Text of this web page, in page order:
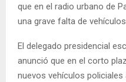
que en el radio urbano de
una grave falta de
El delegado presidencial
anunció que en el corto
nuevos vehículos policiales